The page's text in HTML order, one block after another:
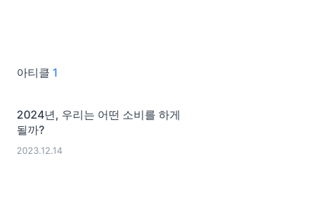
아티클 1
2024년, 우리는 어떤 소비를 하게
될까?
2023.12.14